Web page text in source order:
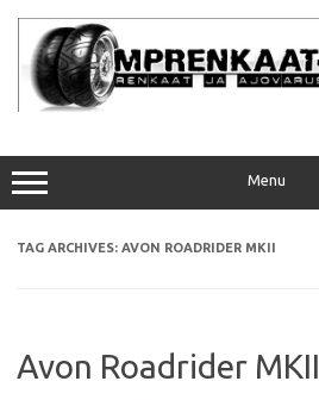
content
Menu
TAG ARCHIVES: AVON ROADRIDER MKII
Avon Roadrider MKII